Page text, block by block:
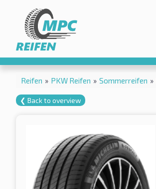
Reifen » PKW Reifen » Sommerreifen »
❮ Back to overview